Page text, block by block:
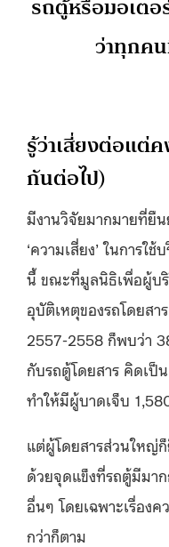
รถตู้หรือมอเตอ
ว่าทุกค
รู้ว่าเสี่ยงต่อแต่
กันต่อไป)
มีงานวิจัยมากมายที่ยืน
‘ความเสี่ยง’ ในการใ
นี้ ขณะที่มูลนิธิเพื่อผู้บริ
อุบัติเหตุของรถโดยส
2557-2558 ก็พบว่า
กับรถตู้โดยสาร คิดเป็
ทำให้มีผู้บาดเจ็บ
แต่ผู้โดยสารส่วนใหญ่ก็
ด้วยจุดแข็งที่รถตู้มีมา
อื่นๆ โดยเฉพาะเรื่อง
กว่าก็ตาม